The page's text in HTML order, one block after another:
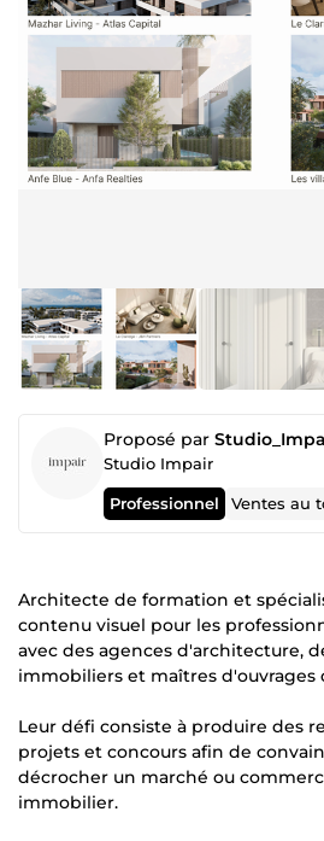
Proposé par
Studio Impair
Professionnel Ventes au
Architecte de formation et
contenu visuel pour les
avec des agences d'architecture,
immobiliers et maîtres d'ouvrages
Leur défi consiste à produire des
projets et concours afin de
décrocher un marché ou
immobilier.